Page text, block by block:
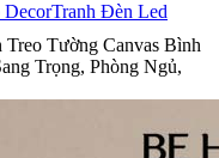
Tranh Đèn Led
Treo Tường Canvas Bình
Trọng, Phòng Ngủ,